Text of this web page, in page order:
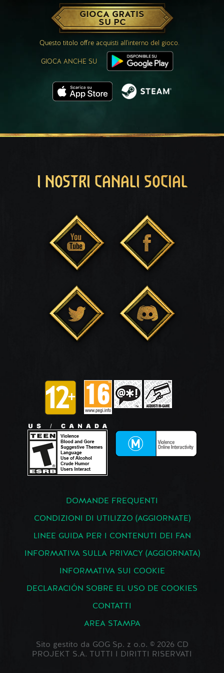
GIOCA GRATIS
SU PC
Questo titolo offre acquisti all'interno del gioco.
GIOCA ANCHE SU
I NOSTRI CANALI SOCIAL
DOMANDE FREQUENTI
CONDIZIONI DI UTILIZZO (AGGIORNATE)
LINEE GUIDA PER I CONTENUTI DEI FAN
INFORMATIVA SULLA PRIVACY (AGGIORNATA)
INFORMATIVA SUI COOKIE
DECLARACIÓN SOBRE EL USO DE COOKIES
CONTATTI
AREA STAMPA
Sito gestito da GOG Sp. z o.o. © 2026 CD
PROJEKT S.A. TUTTI I DIRITTI RISERVATI